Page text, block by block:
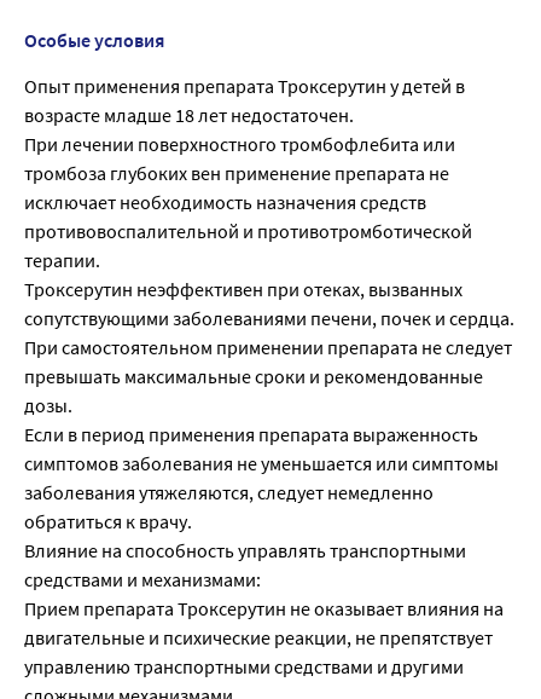
Особые условия
Опыт применения препарата Троксерутин у детей в
возрасте младше 18 лет недостаточен.
При лечении поверхностного тромбофлебита или
тромбоза глубоких вен применение препарата не
исключает необходимость назначения средств
противовоспалительной и противотромботической
терапии.
Троксерутин неэффективен при отеках, вызванных
сопутствующими заболеваниями печени, почек и сердца.
При самостоятельном применении препарата не следует
превышать максимальные сроки и рекомендованные
дозы.
Если в период применения препарата выраженность
симптомов заболевания не уменьшается или симптомы
заболевания утяжеляются, следует немедленно
обратиться к врачу.
Влияние на способность управлять транспортными
средствами и механизмами:
Прием препарата Троксерутин не оказывает влияния на
двигательные и психические реакции, не препятствует
управлению транспортными средствами и другими